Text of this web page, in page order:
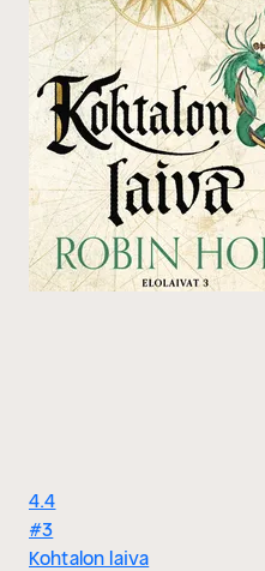
4.4
#3
Kohtalon laiva